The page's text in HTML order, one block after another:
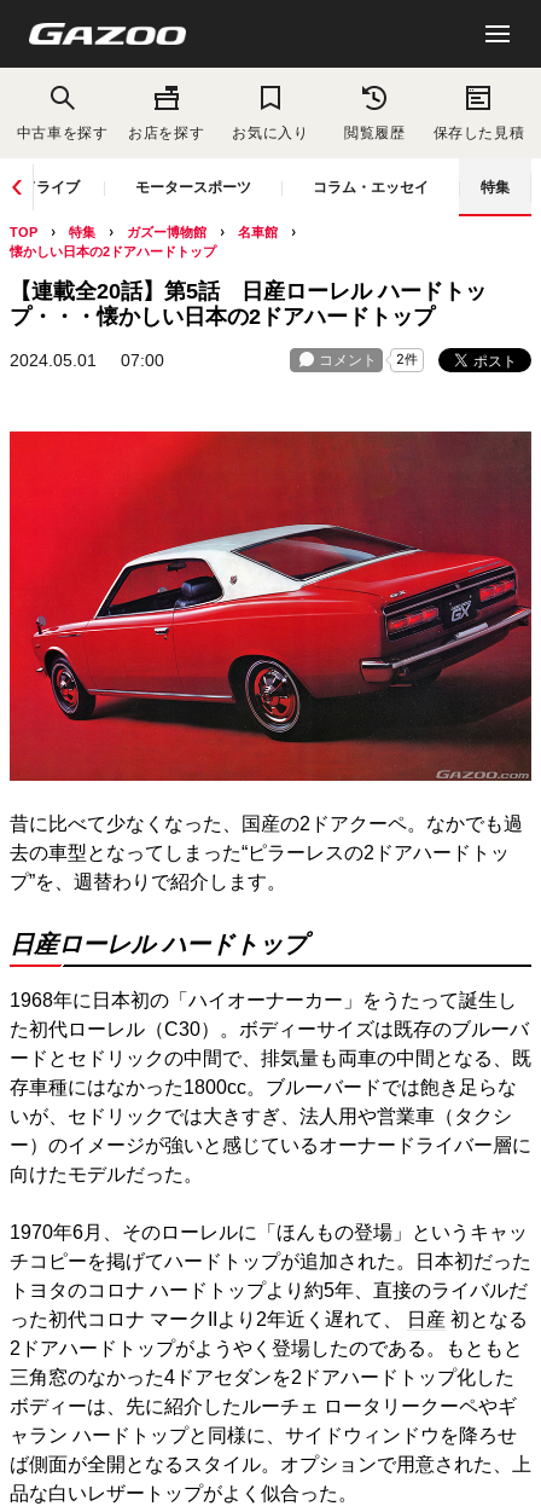
中古車を探す お店を探す お気に入り 閲覧履歴 保存した見積
ドライブ モータースポーツ コラム・エッセイ 特集
TOP 特集 ガズー博物館
名車館
懐かしい日本の2ドアハードトップ
【連載全20話】第5話 日産ローレル ハードトッ
プ・・・懐かしい日本の2ドアハードトップ
2024.05.01 07:00
昔に比べて少なくなった、国産の2ドアクーペ。なかでも過
去の車型となってしまった“ピラーレスの2ドアハードトッ
プ”を、週替わりで紹介します。
日産ローレル ハードトップ
1968年に日本初の「ハイオーナーカー」をうたって誕生し
た初代ローレル（C30）。ボディーサイズは既存のブルーバ
ードとセドリックの中間で、排気量も両車の中間となる、既
存車種にはなかった1800cc。ブルーバードでは飽き足らな
いが、セドリックでは大きすぎ、法人用や営業車（タクシ
ー）のイメージが強いと感じているオーナードライバー層に
向けたモデルだった。
1970年6月、そのローレルに「ほんもの登場」というキャッ
チコピーを掲げてハードトップが追加された。日本初だった
トヨタのコロナ ハードトップより約5年、直接のライバルだ
った初代コロナ マークIIより2年近く遅れて、
日産 初となる
2ドアハードトップがようやく登場したのである。もともと
三角窓のなかった4ドアセダンを2ドアハードトップ化した
ボディーは、先に紹介したルーチェ ロータリークーペやギ
ャラン ハードトップと同様に、サイドウィンドウを降ろせ
ば側面が全開となるスタイル。オプションで用意された、上
品な白いレザートップがよく似合った。